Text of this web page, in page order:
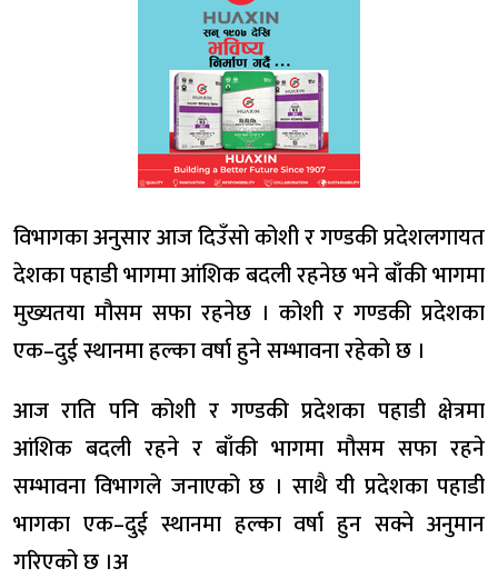
विभागका अनुसार आज दिउँसो कोशी र गण्डकी प्रदेशलगायत
देशका पहाडी भागमा आंशिक बदली रहनेछ भने बाँकी भागमा
मुख्यतया मौसम सफा रहनेछ । कोशी र गण्डकी प्रदेशका
एक–दुई स्थानमा हल्का वर्षा हुने सम्भावना रहेको छ ।
आज राति पनि कोशी र गण्डकी प्रदेशका पहाडी क्षेत्रमा
आंशिक बदली रहने र बाँकी भागमा मौसम सफा रहने
सम्भावना विभागले जनाएको छ । साथै यी प्रदेशका पहाडी
भागका एक–दुई स्थानमा हल्का वर्षा हुन सक्ने अनुमान
गरिएको छ ।अ